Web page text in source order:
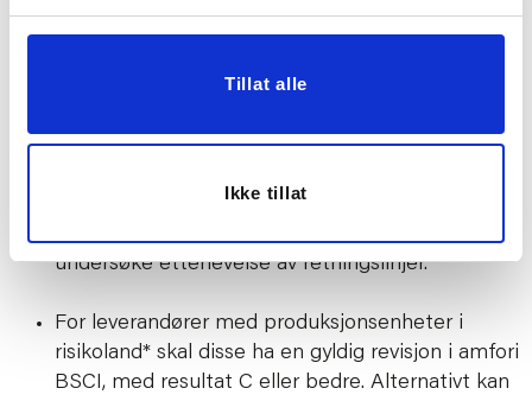
Tillat alle
Ikke tillat
redegjøre for hvordan de selv, og ev.
stiller til leverandør og produkt.
Vise vilje og tillate at Kremmerhuset kan
undersøke etterlevelse av retningslinjer.
For leverandører med produksjonsenheter i
risikoland* skal disse ha en gyldig revisjon i amfori
BSCI, med resultat C eller bedre. Alternativt kan